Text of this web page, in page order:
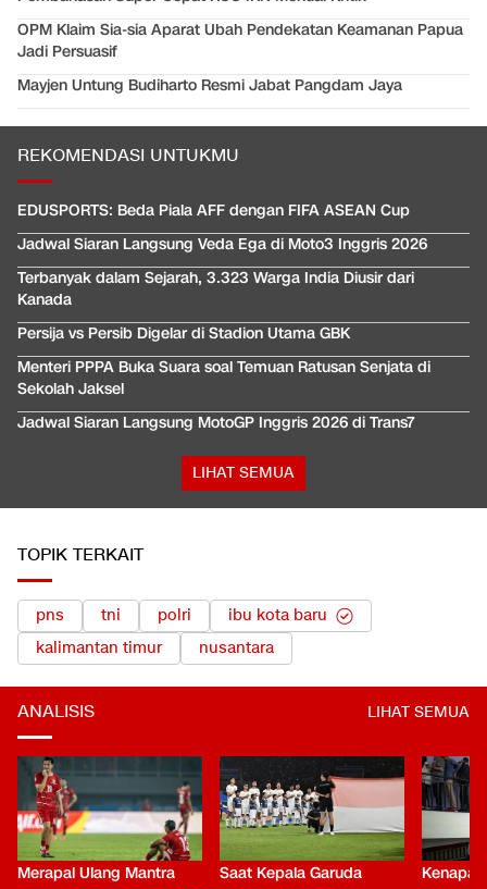
OPM Klaim Sia-sia Aparat Ubah Pendekatan Keamanan Papua
Jadi Persuasif
Mayjen Untung Budiharto Resmi Jabat Pangdam Jaya
REKOMENDASI UNTUKMU
EDUSPORTS: Beda Piala AFF dengan FIFA ASEAN Cup
Jadwal Siaran Langsung Veda Ega di Moto3 Inggris 2026
Terbanyak dalam Sejarah, 3.323 Warga India Diusir dari
Kanada
Persija vs Persib Digelar di Stadion Utama GBK
Menteri PPPA Buka Suara soal Temuan Ratusan Senjata di
Sekolah Jaksel
Jadwal Siaran Langsung MotoGP Inggris 2026 di Trans7
LIHAT SEMUA
TOPIK TERKAIT
pns tni polri
ibu kota baru
kalimantan timur
nusantara
ANALISIS LIHAT SEMUA
Merapal Ulang Mantra
Saat Kepala Garuda
Kenapa